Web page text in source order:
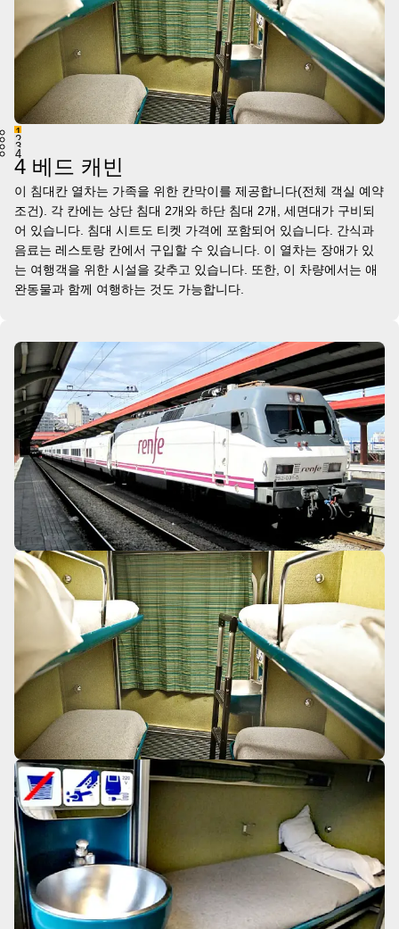
1
2
3
4
4 베드 캐빈
이 침대칸 열차는 가족을 위한 칸막이를 제공합니다(전체 객실 예약
조건). 각 칸에는 상단 침대 2개와 하단 침대 2개, 세면대가 구비되
어 있습니다. 침대 시트도 티켓 가격에 포함되어 있습니다. 간식과
음료는 레스토랑 칸에서 구입할 수 있습니다. 이 열차는 장애가 있
는 여행객을 위한 시설을 갖추고 있습니다. 또한, 이 차량에서는 애
완동물과 함께 여행하는 것도 가능합니다.